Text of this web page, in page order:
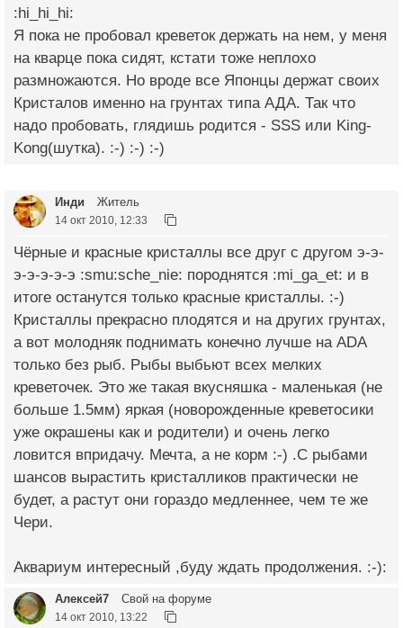
:hi_hi_hi:
Я пока не пробовал креветок держать на нем, у меня
на кварце пока сидят, кстати тоже неплохо
размножаются. Но вроде все Японцы держат своих
Кристалов именно на грунтах типа АДА. Так что
надо пробовать, глядишь родится - SSS или King-
Kong(шутка). :-) :-) :-)
Инди Житель
14 окт 2010, 12:33
Чёрные и красные кристаллы все друг с другом э-э-
э-э-э-э-э :smu:sche_nie: породнятся :mi_ga_et: и в
итоге останутся только красные кристаллы. :-)
Кристаллы прекрасно плодятся и на других грунтах,
а вот молодняк поднимать конечно лучше на ADA
только без рыб. Рыбы выбьют всех мелких
креветочек. Это же такая вкусняшка - маленькая (не
больше 1.5мм) яркая (новорожденные креветосики
уже окрашены как и родители) и очень легко
ловится впридачу. Мечта, а не корм :-) .С рыбами
шансов вырастить кристалликов практически не
будет, а растут они гораздо медленнее, чем те же
Чери.
Аквариум интересный ,буду ждать продолжения. :-):
Алексей7 Свой на форуме
14 окт 2010, 13:22